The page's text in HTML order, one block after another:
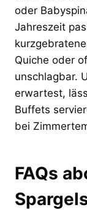
oder
Jahreszeit
Quiche oder
unschlagbar.
erwartest,
Buffets
bei
FAQs